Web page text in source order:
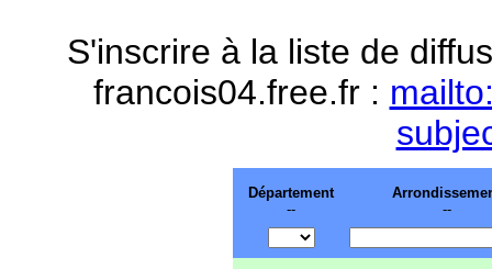
S'inscrire à la liste de
francois04.free.fr :
Département
--
--